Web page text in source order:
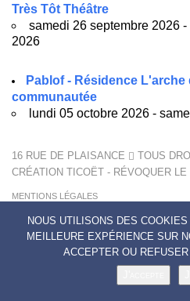
Très Tôt Théâtre
samedi 26 septembre 2026
2026
Pablof - Résidence
communautée
lundi 05 octobre 2026 -
16 RUE DE PLAISANCE
TOUS
CRÉATION TICOËT - RÉVOQUER
MENTIONS LÉGALES
CONTACTS
NOUS UTILISONS DES
MEILLEURE EXPÉRIENCE SUR
ACCEPTER OU